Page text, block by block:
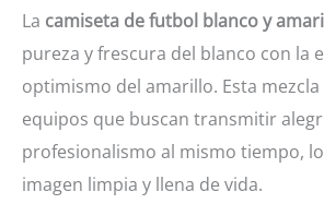
La camiseta de futbol blanco y
pureza y frescura del blanco con la
optimismo del amarillo. Esta mezcla
equipos que buscan transmitir
profesionalismo al mismo tiempo,
imagen limpia y llena de vida.